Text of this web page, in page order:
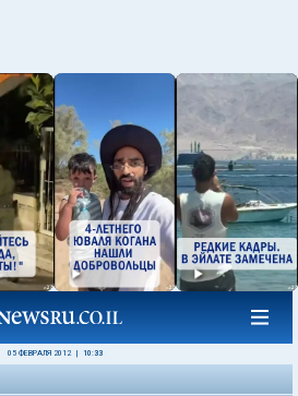
05 ФЕВРАЛЯ 2012 10:33